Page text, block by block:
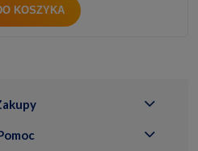
KOSZYKA